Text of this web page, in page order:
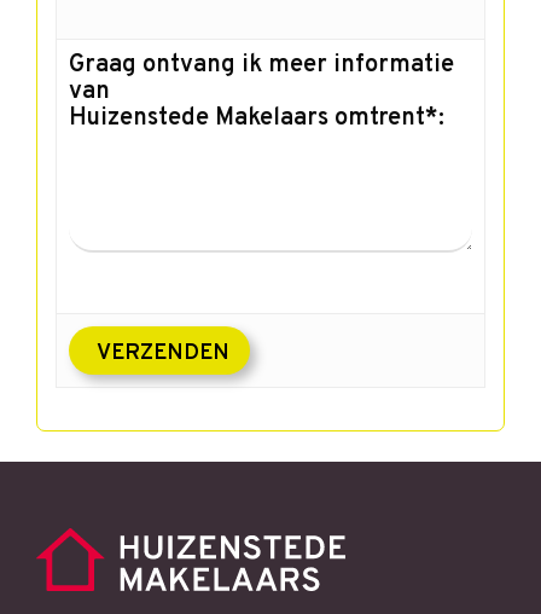
Graag ontvang ik meer informatie
van
Huizenstede Makelaars omtrent*: